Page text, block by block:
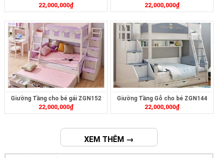
ZGN1471
22,000,000₫ 22,000,000₫
Giường Tầng cho bé gái ZGN152
22,000,000₫
Giường Tầng Gỗ cho bé ZGN144
22,000,000₫
XEM THÊM →